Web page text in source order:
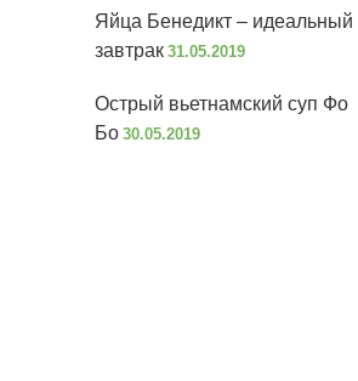
Яйца Бенедикт – идеальный
завтрак 31.05.2019
Острый вьетнамский суп Фо
Бо 30.05.2019